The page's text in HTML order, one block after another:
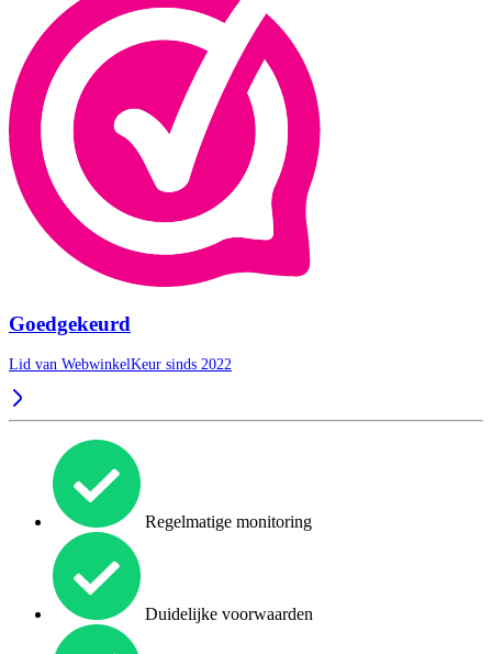
Goedgekeurd
Lid van WebwinkelKeur sinds 2022
Regelmatige monitoring
Duidelijke voorwaarden